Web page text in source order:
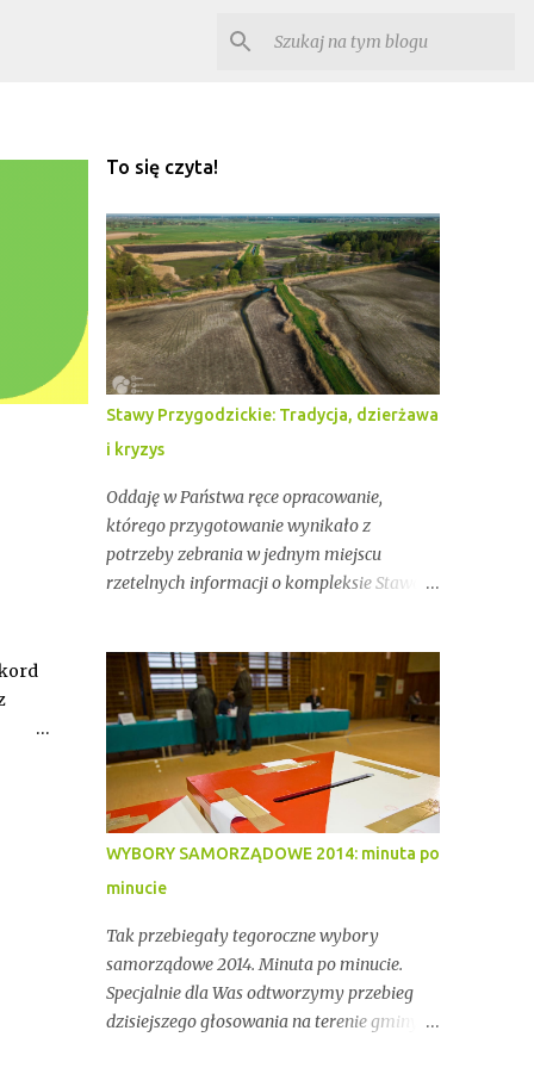
To się czyta!
Stawy Przygodzickie: Tradycja, dzierżawa
i kryzys
Oddaję w Państwa ręce opracowanie,
którego przygotowanie wynikało z
potrzeby zebrania w jednym miejscu
rzetelnych informacji o kompleksie Stawów
gospodarczym i społecznym. Przez lata
stawy te były miejscem stabilnej hodowli
ryb, ważnym punktem lokalnej tożsamości
oraz kluczowym elementem ekosystemu
Doliny Baryczy. W ostatnich latach stały się
jednak również przedmiotem konfliktów,
napięć i realnych zagrożeń związanych z
brakiem ciągłości dzierżawy oraz
niewystarczającym wsparciem
instytucjonalnym.
WYBORY SAMORZĄDOWE 2014: minuta po
minucie
Tak przebiegały tegoroczne wybory
samorządowe 2014. Minuta po minucie.
Specjalnie dla Was odtworzymy przebieg
dzisiejszego głosowania na terenie gminy